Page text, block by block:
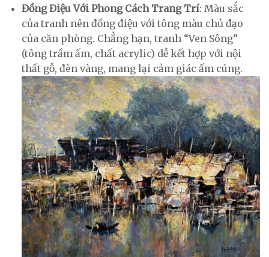
Đồng Điệu Với Phong Cách Trang Trí: Màu sắc
của tranh nên đồng điệu với tông màu chủ đạo
của căn phòng. Chẳng hạn, tranh “Ven Sông”
(tông trầm ấm, chất acrylic) dễ kết hợp với nội
thất gỗ, đèn vàng, mang lại cảm giác ấm cúng.